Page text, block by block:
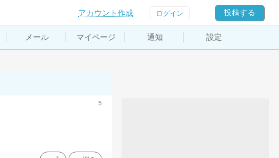
アカウント作成 ログイン 投稿する
メール マイページ 通知 設定
5